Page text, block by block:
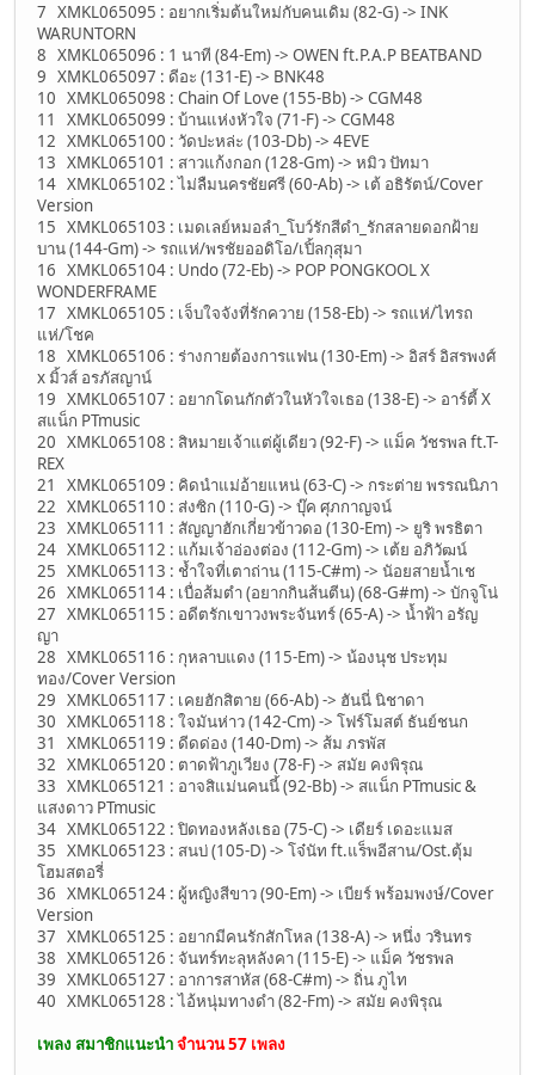
7 XMKL065095 : อยากเริ่มต้นใหม่กับคนเดิม (82-G) -> INK
WARUNTORN
8 XMKL065096 : 1 นาที (84-Em) -> OWEN ft.P.A.P BEATBAND
9 XMKL065097 : ดีอะ (131-E) -> BNK48
10 XMKL065098 : Chain Of Love (155-Bb) -> CGM48
11 XMKL065099 : บ้านแห่งหัวใจ (71-F) -> CGM48
12 XMKL065100 : วัดปะหล่ะ (103-Db) -> 4EVE
13 XMKL065101 : สาวแก้งกอก (128-Gm) -> หมิว ปัทมา
14 XMKL065102 : ไม่ลืมนครชัยศรี (60-Ab) -> เต้ อธิรัตน์/Cover
Version
15 XMKL065103 : เมดเลย์หมอลำ_โบว์รักสีดำ_รักสลายดอกฝ้าย
บาน (144-Gm) -> รถแห่/พรชัยออดิโอ/เปิ้ลกุสุมา
16 XMKL065104 : Undo (72-Eb) -> POP PONGKOOL X
WONDERFRAME
17 XMKL065105 : เจ็บใจจังที่รักควาย (158-Eb) -> รถแห่/ไทรถ
แห่/โชค
18 XMKL065106 : ร่างกายต้องการแฟน (130-Em) -> อิสร์ อิสรพงศ์
x มิ้วส์ อรภัสญาน์
19 XMKL065107 : อยากโดนกักตัวในหัวใจเธอ (138-E) -> อาร์ตี้ X
สแน็ก PTmusic
20 XMKL065108 : สิหมายเจ้าแต่ผู้เดียว (92-F) -> แม็ค วัชรพล ft.T-
REX
21 XMKL065109 : คิดนำแม่อ้ายแหน่ (63-C) -> กระต่าย พรรณนิภา
22 XMKL065110 : ส่งซิก (110-G) -> บุ๊ค ศุภกาญจน์
23 XMKL065111 : สัญญาฮักเกี่ยวข้าวดอ (130-Em) -> ยูริ พรธิตา
24 XMKL065112 : แก้มเจ้าอ่องต่อง (112-Gm) -> เต้ย อภิวัฒน์
25 XMKL065113 : ช้ำใจที่เตาถ่าน (115-C#m) -> นัอยสายน้ำเช
26 XMKL065114 : เบื่อส้มตำ (อยากกินส้นตีน) (68-G#m) -> บักจูโน่
27 XMKL065115 : อดีตรักเขาวงพระจันทร์ (65-A) -> น้ำฟ้า อรัญ
ญา
28 XMKL065116 : กุหลาบแดง (115-Em) -> น้องนุช ประทุม
ทอง/Cover Version
29 XMKL065117 : เคยฮักสิตาย (66-Ab) -> ฮันนี่ นิชาดา
30 XMKL065118 : ใจมันห่าว (142-Cm) -> โฟร์โมสต์ ธันย์ชนก
31 XMKL065119 : ดีดด่อง (140-Dm) -> ส้ม ภรพัส
32 XMKL065120 : ตาดฟ้าภูเวียง (78-F) -> สมัย คงพิรุณ
33 XMKL065121 : อาจสิแม่นคนนี้ (92-Bb) -> สแน็ก PTmusic &
แสงดาว PTmusic
34 XMKL065122 : ปิดทองหลังเธอ (75-C) -> เดียร์ เดอะแมส
35 XMKL065123 : สนบ่ (105-D) -> โจ๋นัท ft.แร็พอีสาน/Ost.ตุ้ม
โฮมสตอรี่
36 XMKL065124 : ผู้หญิงสีขาว (90-Em) -> เบียร์ พร้อมพงษ์/Cover
Version
37 XMKL065125 : อยากมีคนรักสักโหล (138-A) -> หนึ่ง วรินทร
38 XMKL065126 : จันทร์ทะลุหลังคา (115-E) -> แม็ค วัชรพล
39 XMKL065127 : อาการสาหัส (68-C#m) -> ถิ่น ภูไท
40 XMKL065128 : ไอ้หนุ่มทางดำ (82-Fm) -> สมัย คงพิรุณ
เพลง สมาชิกแนะนำจำนวน 57 เพลง